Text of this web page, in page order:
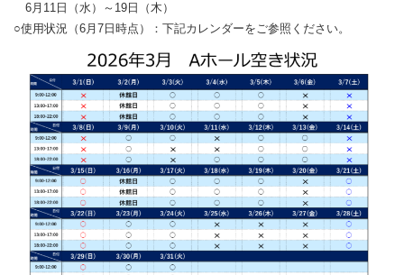
6月11日（水）～19日（木）
○使用状況（6月7日時点）：下記カレンダーをご参照ください。